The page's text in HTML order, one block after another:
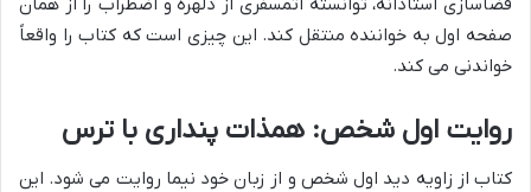
فضاسازی استادانه، توانسته اتمسفری از دلهره و اضطراب را از همان
صفحه اول به خواننده منتقل کند. این چیزی است که کتاب را واقعاً
خواندنی می کند.
روایت اول شخص: همذات پنداری با ترس
کتاب از زاویه دید اول شخص و از زبان خود نیما روایت می شود. این